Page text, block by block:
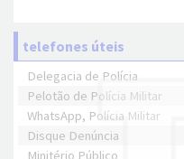
telefones úteis
Delegacia de Polícia
Pelotão de Polícia Militar
WhatsApp, Polícia Militar
Disque Denúncia
Minitério Público